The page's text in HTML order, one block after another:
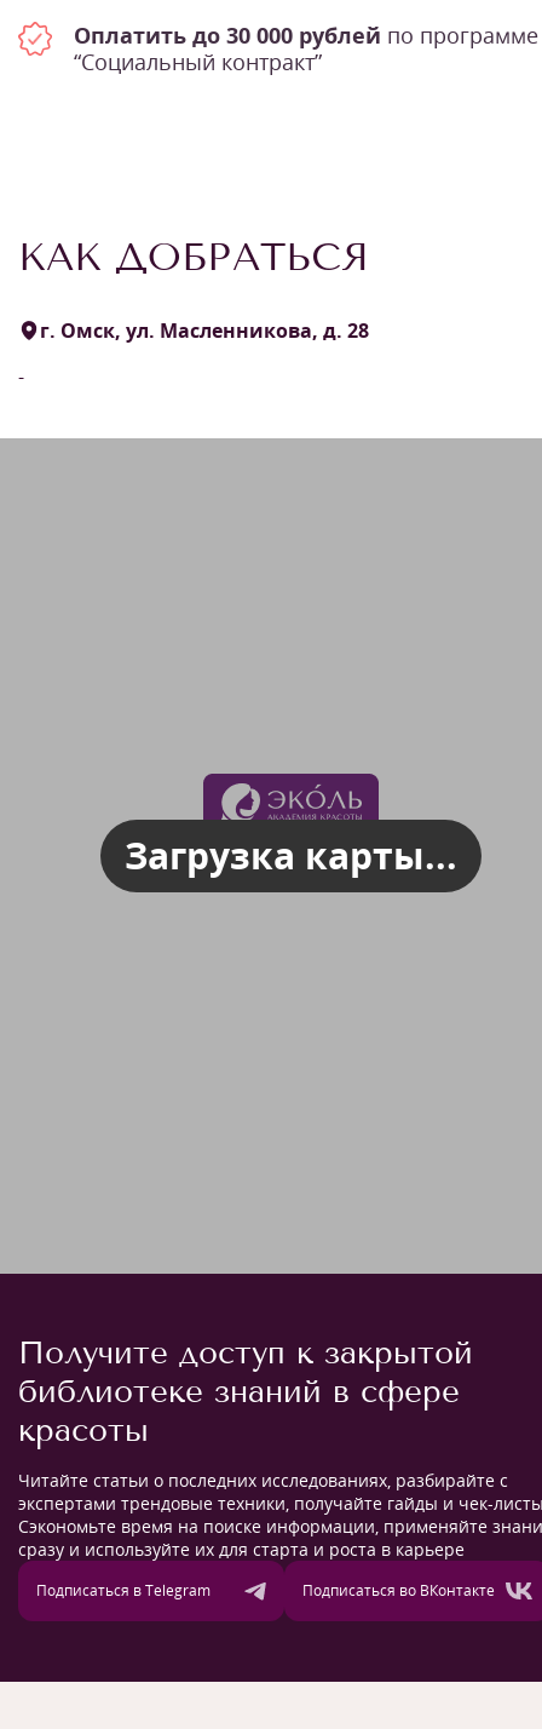
Оплатить до 30 000 рублей по программе
“Социальный контракт”
КАК ДОБРАТЬСЯ
г. Омск, ул. Масленникова, д. 28
-
Загрузка карты...
Получите доступ к закрытой
библиотеке знаний в сфере
красоты
Читайте статьи о последних исследованиях, разбирайте с
экспертами трендовые техники, получайте гайды и чек-
Сэкономьте время на поиске информации, применяйте
сразу и используйте их для старта и роста в карьере
Подписаться в Telegram Подписаться во ВКонтакте